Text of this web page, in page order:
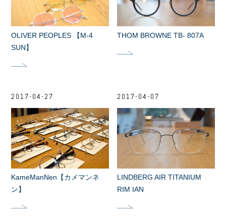
OLIVER PEOPLES 【M-4
SUN】
THOM BROWNE TB- 807A
2017-04-27
KameManNen【カメマンネ
ン】
2017-04-07
LINDBERG AIR TITANIUM
RIM IAN